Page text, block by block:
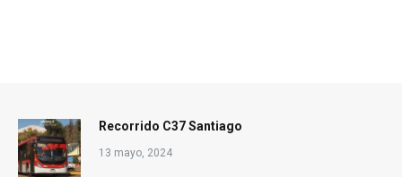
Recorrido C37 Santiago
13 mayo, 2024